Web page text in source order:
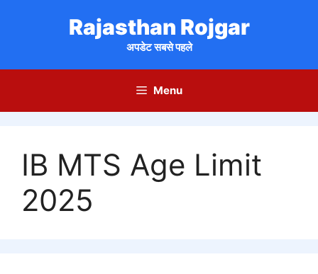
Rajasthan Rojgar
अपडेट सबसे पहले
Menu
IB MTS Age Limit
2025